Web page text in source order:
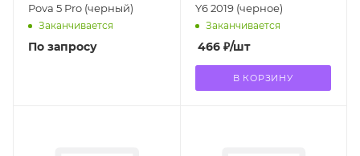
Pova 5 Pro (черный)
Заканчивается
По запросу
Y6 2019 (черное)
Заканчивается
466₽/шт
В КОРЗИНУ